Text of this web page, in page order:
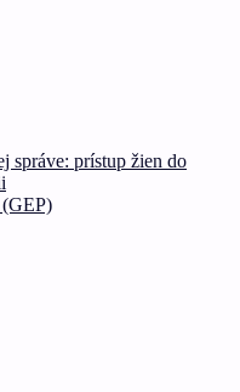
správe: prístup žien do